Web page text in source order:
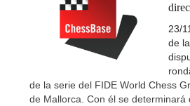
23/
de
de la serie del FIDE World Chess
de Mallorca. Con él se determinará